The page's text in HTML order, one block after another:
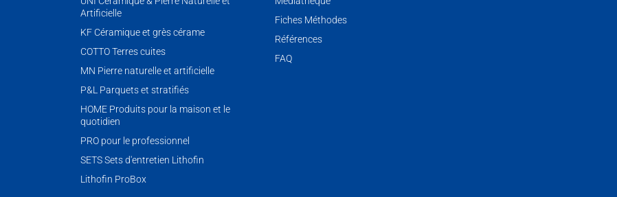
Artificielle
KF Céramique et grès cérame
COTTO Terres cuites
MN Pierre naturelle et artificielle
P&L Parquets et stratifiés
HOME Produits pour la maison et le
quotidien
PRO pour le professionnel
SETS Sets d'entretien Lithofin
Lithofin ProBox
Fiches Méthodes
Références
FAQ